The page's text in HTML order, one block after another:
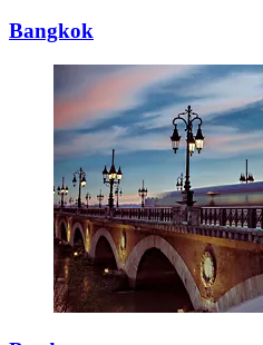
Bangkok